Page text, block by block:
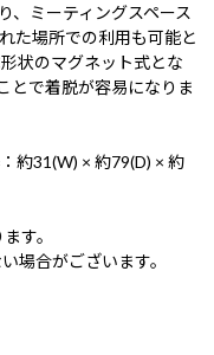
、ミーティングスペース
た場所での利用も可能と
状のマグネット式とな
とで着脱が容易になりま
約31(W) × 約79(D) × 約
す。
場合がございます。